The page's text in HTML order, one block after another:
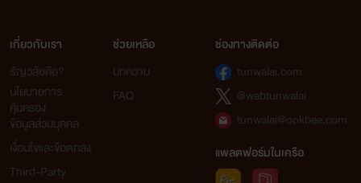
เกี่ยวกับเรา
ธัญวลัยคือ?
นโยบายการ
คุ้มครอง
ข้อมูลส่วนบุคคล
เงื่อนไขและข้อตกลง
Third-Party
ช่วยเหลือ
บทความ
FAQ
ช่องทางติดต่อ
tunwalai.com
@webtunwalai
tunwalai@ookbee.com
แพลตฟอร์มในเครือ